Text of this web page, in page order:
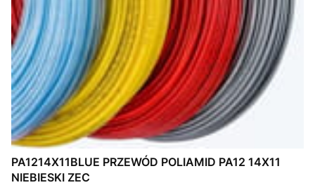
PA1214X11BLUE PRZEWÓD POLIAMID PA12 14X11
NIEBIESKI ZEC